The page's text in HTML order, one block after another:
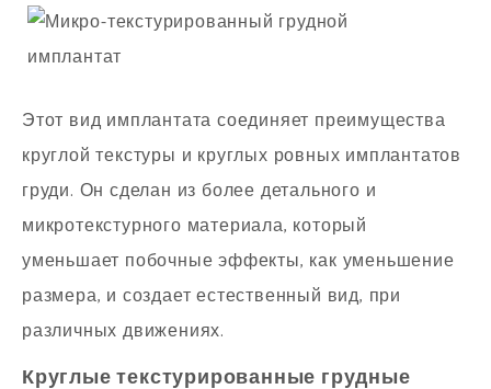
Этот вид имплантата соединяет преимущества
круглой текстуры и круглых ровных имплантатов
груди. Он сделан из более детального и
микротекстурного материала, который
уменьшает побочные эффекты, как уменьшение
размера, и создает естественный вид, при
различных движениях.
Круглые текстурированные грудные